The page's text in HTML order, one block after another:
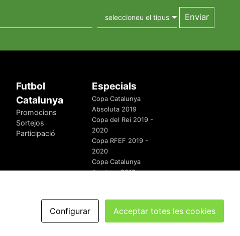
Futbol
Catalunya
Promocions
Sortejos
Participació
Especials
Copa Catalunya
Absoluta 2019
Copa del Rei 2019 -
2020
Copa RFEF 2019 -
2020
Copa Catalunya
Amateur 2019
redaccio@futbolcatalunya.com
Configurar Acceptar totes les cookies